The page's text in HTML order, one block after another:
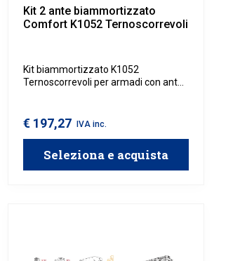
Kit 2 ante biammortizzato
Comfort K1052 Ternoscorrevoli
Kit biammortizzato K1052
Ternoscorrevoli per armadi con ante
superiore Comfort 2960 e binario
inferiore Comfort 1936
€ 197,27 IVA inc.
Seleziona e acquista